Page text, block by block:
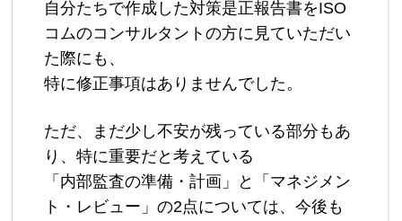
自分たちで作成した対策是正報告書をISO
コムのコンサルタントの方に見ていただい
た際にも、
特に修正事項はありませんでした。
ただ、まだ少し不安が残っている部分もあ
り、特に重要だと考えている
「内部監査の準備・計画」と「マネジメン
ト・レビュー」の2点については、今後も